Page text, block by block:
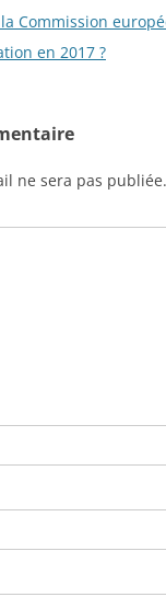
Commission
en 2017 ?
ne sera pas publiée.